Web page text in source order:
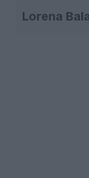
Lorena